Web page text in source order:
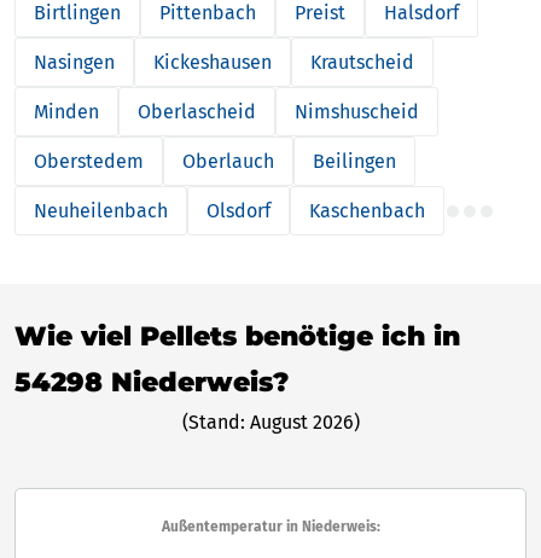
Birtlingen Pittenbach Preist Halsdorf
Nasingen Kickeshausen Krautscheid
Minden Oberlascheid Nimshuscheid
Oberstedem Oberlauch Beilingen
Neuheilenbach Olsdorf Kaschenbach
Wie viel Pellets benötige ich in
54298 Niederweis?
(Stand: August 2026)
Außentemperatur in Niederweis: